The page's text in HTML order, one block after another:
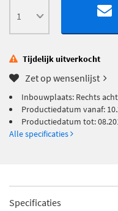
Tijdelijk uitverkocht
Zet op wensenlijst
Inbouwplaats: Rechts
Productiedatum vanaf:
Productiedatum tot:
Alle specificaties
Specificaties